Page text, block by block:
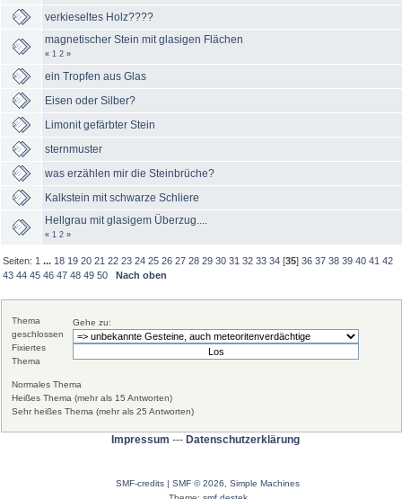
verkieseltes Holz????
magnetischer Stein mit glasigen Flächen
« 1 2 »
ein Tropfen aus Glas
Eisen oder Silber?
Limonit gefärbter Stein
sternmuster
was erzählen mir die Steinbrüche?
Kalkstein mit schwarze Schliere
Hellgrau mit glasigem Überzug....
« 1 2 »
Seiten: 1 ... 18 19 20 21 22 23 24 25 26 27 28 29 30 31 32 33 34 [35]36 37 38 39 40 41 42
43 44 45 46 47 48 49 50 Nach oben
Gehe zu:
Normales Thema
Heißes Thema (mehr als 15 Antworten)
Sehr heißes Thema (mehr als 25 Antworten)
Thema
geschlossen
Fixiertes
Thema
Impressum --- Datenschutzerklärung
SMF-credits | SMF © 2026
Simple Machines